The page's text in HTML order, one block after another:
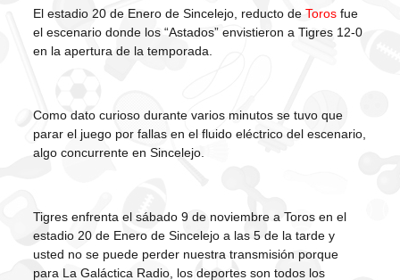
El estadio 20 de Enero de Sincelejo, reducto de Torosfue
el escenario donde los “Astados” envistieron a Tigres 12-0
en la apertura de la temporada.
Como dato curioso durante varios minutos se tuvo que
parar el juego por fallas en el fluido eléctrico del escenario,
algo concurrente en Sincelejo.
Tigres enfrenta el sábado 9 de noviembre a Toros en el
estadio 20 de Enero de Sincelejo a las 5 de la tarde y
usted no se puede perder nuestra transmisión porque
para La Galáctica Radio, los deportes son todos los